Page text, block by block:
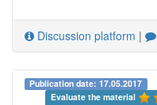
Discussion platform |
Publication date: 17.05.2017
Evaluate the material